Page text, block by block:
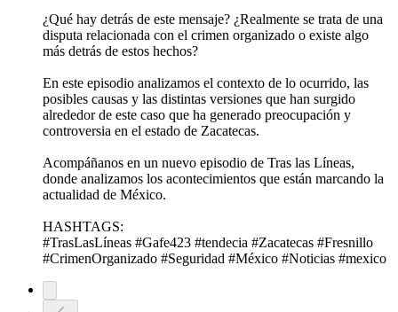
¿Qué hay detrás de este mensaje? ¿Realmente se trata de una
disputa relacionada con el crimen organizado o existe algo
más detrás de estos hechos?
En este episodio analizamos el contexto de lo ocurrido, las
posibles causas y las distintas versiones que han surgido
alrededor de este caso que ha generado preocupación y
controversia en el estado de Zacatecas.
Acompáñanos en un nuevo episodio de Tras las Líneas,
donde analizamos los acontecimientos que están marcando la
actualidad de México.
HASHTAGS:
#TrasLasLíneas #Gafe423 #tendecia #Zacatecas #Fresnillo
#CrimenOrganizado #Seguridad #México #Noticias #mexico